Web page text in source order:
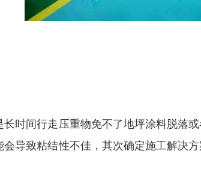
时间行走压重物免不了地坪涂料脱落
导致粘结性不佳，其次确定施工解决